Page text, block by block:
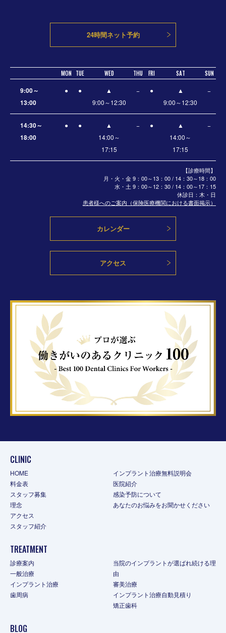
24時間ネット予約
MON TUE WED THU FRI SAT SUN
【診療時間】
月・火・金 9：00～13：00 / 14：30～18：00
水・土 9：00～12：30 / 14：00～17：15
休診日：木・日
患者様へのご案内（保険医療機関における書面掲示）
9:00～
13:00
● ●
▲
9:00～12:30
− ●
▲
9:00～12:30
−
14:30～
18:00
● ●
▲
14:00～
17:15
− ●
▲
14:00～
17:15
−
カレンダー
アクセス
CLINIC
HOME
料金表
スタッフ募集
理念
アクセス
スタッフ紹介
インプラント治療無料説明会
医院紹介
感染予防について
あなたのお悩みをお聞かせください
TREATMENT
診療案内
一般治療
インプラント治療
歯周病
当院のインプラントが選ばれ続ける理
由
審美治療
インプラント治療自動見積り
矯正歯科
BLOG